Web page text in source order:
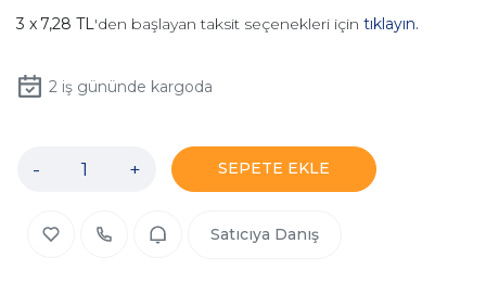
7,28 TL'den başlayan taksit seçenekleri için tıklayın.
2iş gününde kargoda
- + SEPETE EKLE
Satıcıya Danış